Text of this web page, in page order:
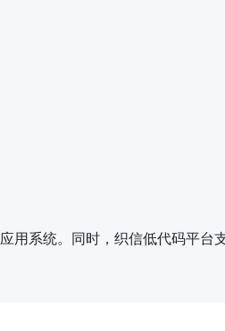
用系统。同时，织信低代码平台